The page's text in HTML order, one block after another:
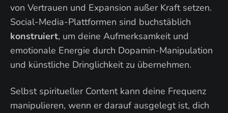
von Vertrauen und Expansion außer Kraft setzen.
Social-Media-Plattformen sind buchstäblich
konstruiert, um deine Aufmerksamkeit und
emotionale Energie durch Dopamin-Manipulation
und künstliche Dringlichkeit zu übernehmen.
Selbst spiritueller Content kann deine Frequenz
manipulieren, wenn er darauf ausgelegt ist, dich